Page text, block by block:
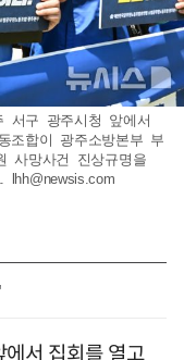
서구 광주시청 앞에서
조합이 광주소방본부 부
사망사건 진상규명을
lhh@newsis.com
서 집회를 열고